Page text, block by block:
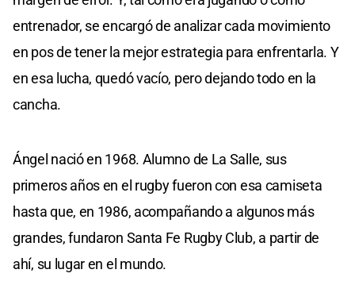
entrenador, se encargó de analizar cada movimiento
en pos de tener la mejor estrategia para enfrentarla. Y
en esa lucha, quedó vacío, pero dejando todo en la
cancha.
Ángel nació en 1968. Alumno de La Salle, sus
primeros años en el rugby fueron con esa camiseta
hasta que, en 1986, acompañando a algunos más
grandes, fundaron Santa Fe Rugby Club, a partir de
ahí, su lugar en el mundo.